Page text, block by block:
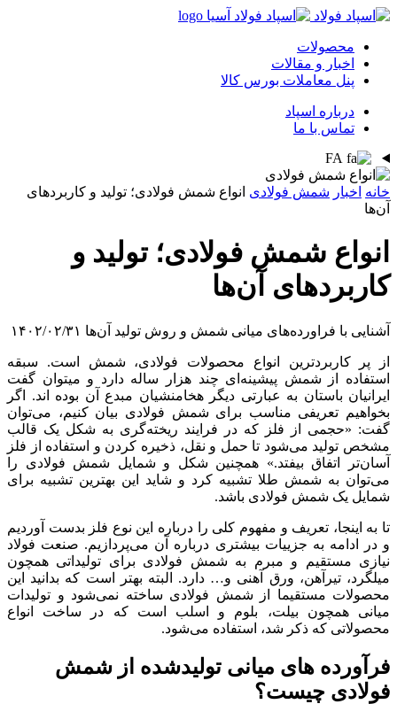
محصولات
اخبار و مقالات
پنل معاملات بورس کالا
درباره اسپاد
تماس با ما
FA
خانه اخبار شمش فولادی انواع شمش فولادی؛ تولید و کاربردهای
آن‌ها
انواع شمش فولادی؛ تولید و
کاربردهای آن‌ها
آشنایی با فراورده‌های میانی شمش و روش تولید آن‌ها ۱۴۰۲/۰۲/۳۱
از پر کاربردترین انواع محصولات فولادی، شمش است. سبقه
استفاده از شمش پیشینه‌ای چند هزار ساله دارد و میتوان گفت
ایرانیان باستان به عبارتی دیگر هخامنشیان مبدع آن بوده اند. اگر
بخواهیم تعریفی مناسب برای شمش فولادی بیان کنیم، می‌توان
گفت: «حجمی از فلز که در فرایند ریخته‌گری به شکل یک قالب
مشخص تولید می‌شود تا حمل و نقل، ذخیره کردن و استفاده از فلز
آسان‌تر اتفاق بیفتد.» همچنین شکل و شمایل شمش فولادی را
می‌توان به شمش طلا تشبیه کرد و شاید این بهترین تشبیه برای
شمایل یک شمش فولادی باشد.
تا به اینجا، تعریف و مفهوم کلی را درباره این نوع فلز بدست آوردیم
و در ادامه به جزییات بیشتری درباره آن می‌پردازیم. صنعت فولاد
نیازی مستقیم و مبرم به شمش فولادی برای تولیداتی همچون
میلگرد، تیرآهن، ورق آهنی و… دارد. البته بهتر است که بدانید این
محصولات مستقیما از شمش فولادی ساخته نمی‌شود و تولیدات
میانی همچون بیلت، بلوم و اسلب است که در ساخت انواع
محصولاتی که ذکر شد، استفاده می‌شود.
فرآورده های میانی تولیدشده از شمش
فولادی چیست؟